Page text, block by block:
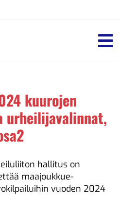
kuurojen
hallitus on
maajoukkue-
vuoden 2024